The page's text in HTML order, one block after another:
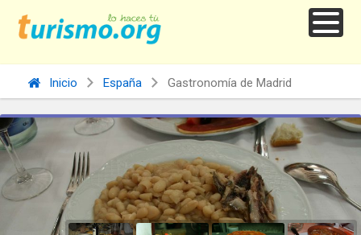
Inicio España Gastronomía de Madrid